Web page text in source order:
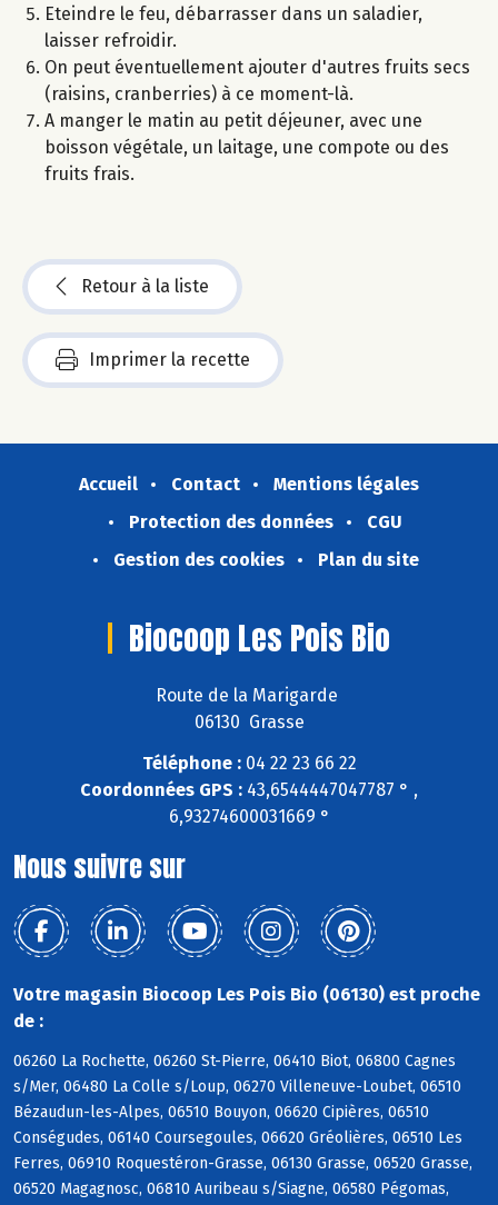
Eteindre le feu, débarrasser dans un saladier,
laisser refroidir.
On peut éventuellement ajouter d'autres fruits secs
(raisins, cranberries) à ce moment-là.
A manger le matin au petit déjeuner, avec une
boisson végétale, un laitage, une compote ou des
fruits frais.
Retour à la liste
Imprimer la recette
Accueil Contact
Mentions légales
Protection des données
CGU
Gestion des cookies
Plan du site
Biocoop Les Pois Bio
Route de la Marigarde
06130 Grasse
Téléphone :04 22 23 66 22
Coordonnées GPS : 43,6544447047787 ° ,
6,93274600031669 °
Nous suivre sur
Votre magasin Biocoop Les Pois Bio (06130) est proche
de :
06260 La Rochette, 06260 St-Pierre, 06410 Biot, 06800 Cagnes
s/Mer, 06480 La Colle s/Loup, 06270 Villeneuve-Loubet, 06510
Bézaudun-les-Alpes, 06510 Bouyon, 06620 Cipières, 06510
Conségudes, 06140 Coursegoules, 06620 Gréolières, 06510 Les
Ferres, 06910 Roquestéron-Grasse, 06130 Grasse, 06520 Grasse,
06520 Magagnosc, 06810 Auribeau s/Siagne, 06580 Pégomas,